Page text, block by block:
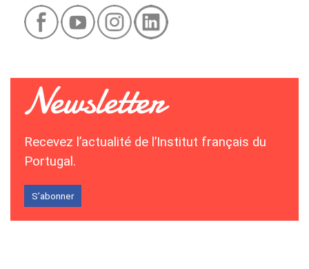
Recevez l’actualité de l’Institut français du
Portugal.
S’abonner